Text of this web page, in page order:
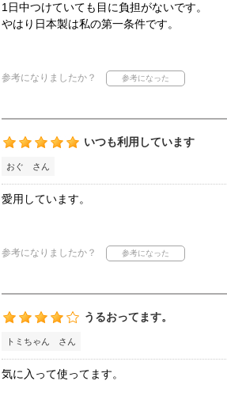
1日中つけていても目に負担がないです。
やはり日本製は私の第一条件です。
参考になりましたか？
いつも利用しています
おぐ さん
愛用しています。
参考になりましたか？
うるおってます。
トミちゃん さん
気に入って使ってます。